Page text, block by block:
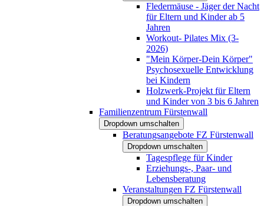
Fledermäuse - Jäger der Nacht
für Eltern und Kinder ab 5
Jahren
Workout- Pilates Mix (3-
2026)
"Mein Körper-Dein Körper"
Psychosexuelle Entwicklung
bei Kindern
Holzwerk-Projekt für Eltern
und Kinder von 3 bis 6 Jahren
Familienzentrum Fürstenwall
Dropdown umschalten
Beratungsangebote FZ Fürstenwall
Dropdown umschalten
Tagespflege für Kinder
Erziehungs-, Paar- und
Lebensberatung
Veranstaltungen FZ Fürstenwall
Dropdown umschalten